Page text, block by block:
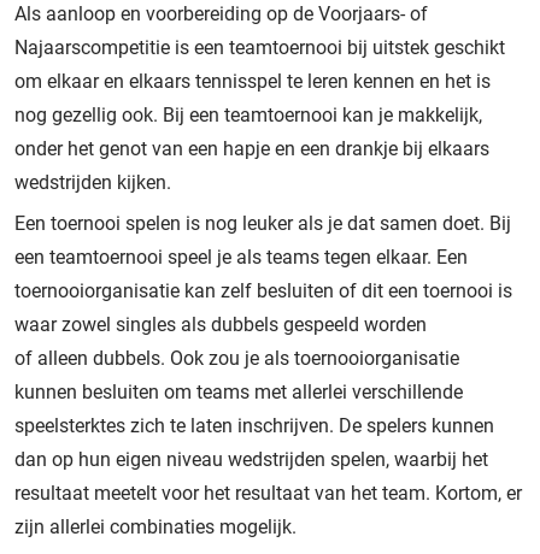
Als aanloop en voorbereiding op de Voorjaars- of
Najaarscompetitie is een teamtoernooi bij uitstek geschikt
om elkaar en elkaars tennisspel te leren kennen en het is
nog gezellig ook. Bij een teamtoernooi kan je makkelijk,
onder het genot van een hapje en een drankje bij elkaars
wedstrijden kijken.
Een toernooi spelen is nog leuker als je dat samen doet. Bij
een teamtoernooi speel je als teams tegen elkaar. Een
toernooiorganisatie kan zelf besluiten of dit een toernooi is
waar zowel singles als dubbels gespeeld worden
of alleen dubbels. Ook zou je als toernooiorganisatie
kunnen besluiten om teams met allerlei verschillende
speelsterktes zich te laten inschrijven. De spelers kunnen
dan op hun eigen niveau wedstrijden spelen, waarbij het
resultaat meetelt voor het resultaat van het team. Kortom, er
zijn allerlei combinaties mogelijk.